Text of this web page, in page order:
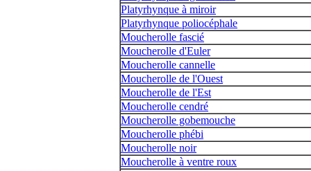
Platyrhynque à miroir
Platyrhynque poliocéphale
Moucherolle fascié
Moucherolle d'Euler
Moucherolle cannelle
Moucherolle de l'Ouest
Moucherolle de l'Est
Moucherolle cendré
Moucherolle gobemouche
Moucherolle phébi
Moucherolle noir
Moucherolle à ventre roux